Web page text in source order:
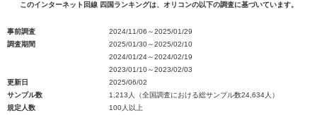
このインターネット回線 四国ランキングは、オリコンの以下の調査に基づいています。
事前調査
2024/11/06～2025/01/29
調査期間
2025/01/30～2025/02/10
2024/01/24～2024/02/19
2023/01/10～2023/02/03
更新日
2025/06/02
サンプル数
1,213人（全国調査における総サンプル数24,634人）
規定人数
100人以上